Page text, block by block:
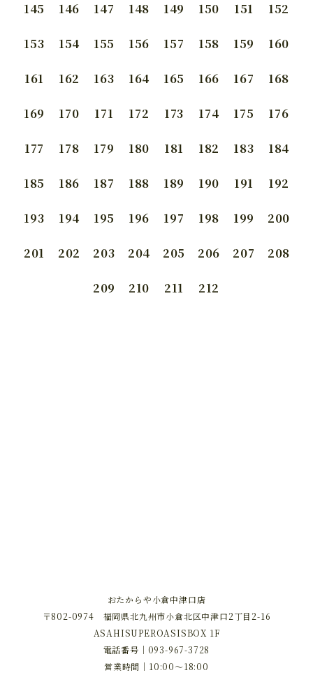
145 146 147 148 149 150 151 152
153 154 155 156 157 158 159 160
161 162 163 164 165 166 167 168
169 170 171 172 173 174 175 176
177 178 179 180 181 182 183 184
185 186 187 188 189 190 191 192
193 194 195 196 197 198 199 200
201 202 203 204 205 206 207 208
209 210 211 212
おたからや小倉中津口店
〒802-0974 福岡県北九州市小倉北区中津口2丁目2-16
ASAHISUPEROASISBOX 1F
電話番号｜ 093-967-3728
営業時間｜10:00～18:00